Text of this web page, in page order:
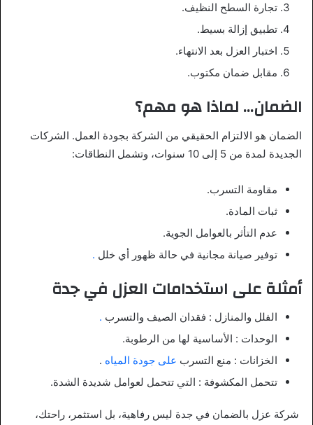
تجارة السطح النظيف.
تطبيق إزالة بسيط.
اختبار العزل بعد الانتهاء.
مقابل ضمان مكتوب.
الضمان… لماذا هو مهم؟
الضمان هو الالتزام الحقيقي من الشركة بجودة العمل. الشركات
الجديدة لمدة من 5 إلى 10 سنوات، وتشمل النطاقات:
مقاومة التسرب.
ثبات المادة.
عدم التأثر بالعوامل الجوية.
توفير صيانة مجانية في حالة ظهور أي خلل .
أمثلة على استخدامات العزل في جدة
الفلل والمنازل : فقدان الصيف والتسرب .
الوحدات : الأساسية لها من الرطوبة.
الخزانات : منع التسرب على جودة المياه .
تتحمل المكشوفة : التي تتحمل لعوامل شديدة الشدة.
شركة عزل بالضمان في جدة ليس رفاهية، بل استثمر، راحتك،